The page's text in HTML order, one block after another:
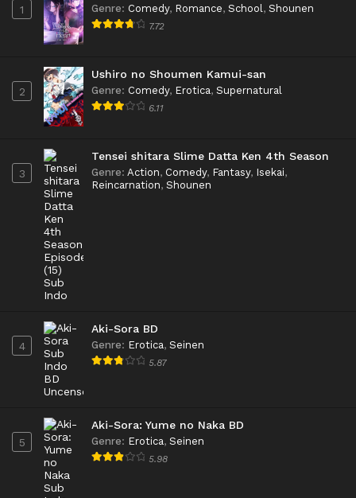
1 Genre: Comedy, Romance, School , Shounen
7.72
2
Ushiro no Shoumen Kamui-san
Genre: Comedy, Erotica, Supernatural
6.11
3
Tensei shitara Slime Datta Ken 4th Season
Genre: Action, Comedy, Fantasy, Isekai,
Reincarnation, Shounen
4
Aki-Sora BD
Genre: Erotica, Seinen
5.87
5
Aki-Sora: Yume no Naka BD
Genre: Erotica, Seinen
5.98